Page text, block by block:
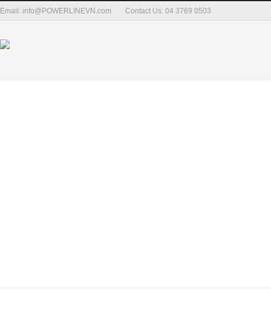
Email: info@POWERLINEVN.com Contact Us: 04 3769 0503